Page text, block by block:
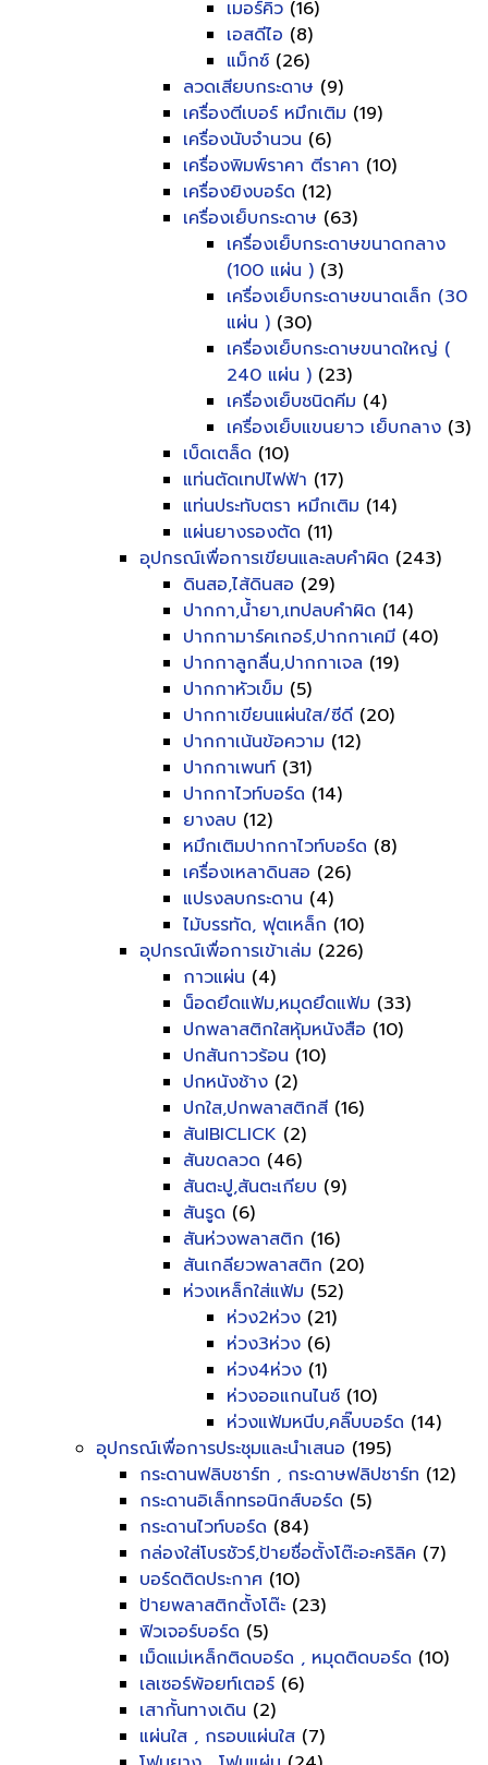
เมอร์คิว (16)
เอสดีไอ (8)
แม็กซ์ (26)
ลวดเสียบกระดาษ (9)
เครื่องตีเบอร์ หมึกเติม (19)
เครื่องนับจำนวน (6)
เครื่องพิมพ์ราคา ตีราคา (10)
เครื่องยิงบอร์ด (12)
เครื่องเย็บกระดาษ (63)
เครื่องเย็บกระดาษขนาดกลาง
(100 แผ่น ) (3)
เครื่องเย็บกระดาษขนาดเล็ก (30
แผ่น ) (30)
เครื่องเย็บกระดาษขนาดใหญ่ (
240 แผ่น ) (23)
เครื่องเย็บชนิดคีม (4)
เครื่องเย็บแขนยาว เย็บกลาง (3)
เบ็ดเตล็ด (10)
แท่นตัดเทปไฟฟ้า (17)
แท่นประทับตรา หมึกเติม (14)
แผ่นยางรองตัด (11)
อุปกรณ์เพื่อการเขียนและลบคำผิด (243)
ดินสอ,ไส้ดินสอ (29)
ปากกา,น้ำยา,เทปลบคำผิด (14)
ปากกามาร์คเกอร์,ปากกาเคมี (40)
ปากกาลูกลื่น,ปากกาเจล (19)
ปากกาหัวเข็ม (5)
ปากกาเขียนแผ่นใส/ซีดี (20)
ปากกาเน้นข้อความ (12)
ปากกาเพนท์ (31)
ปากกาไวท์บอร์ด (14)
ยางลบ (12)
หมึกเติมปากกาไวท์บอร์ด (8)
เครื่องเหลาดินสอ (26)
แปรงลบกระดาน (4)
ไม้บรรทัด, ฟุตเหล็ก (10)
อุปกรณ์เพื่อการเข้าเล่ม (226)
กาวแผ่น (4)
น็อดยึดแฟ้ม,หมุดยึดแฟ้ม (33)
ปกพลาสติกใสหุ้มหนังสือ (10)
ปกสันกาวร้อน (10)
ปกหนังช้าง (2)
ปกใส,ปกพลาสติกสี (16)
สันIBICLICK (2)
สันขดลวด (46)
สันตะปู,สันตะเกียบ (9)
สันรูด (6)
สันห่วงพลาสติก (16)
สันเกลียวพลาสติก (20)
ห่วงเหล็กใส่แฟ้ม (52)
ห่วง2ห่วง (21)
ห่วง3ห่วง (6)
ห่วง4ห่วง (1)
ห่วงออแกนไนซ์ (10)
ห่วงแฟ้มหนีบ,คลิ๊บบอร์ด (14)
อุปกรณ์เพื่อการประชุมและนำเสนอ (195)
กระดานฟลิบชาร์ท , กระดาษฟลิปชาร์ท (12)
กระดานอิเล็กทรอนิกส์บอร์ด (5)
กระดานไวท์บอร์ด (84)
กล่องใส่โบรชัวร์,ป้ายชื่อตั้งโต๊ะอะคริลิค (7)
บอร์ดติดประกาศ (10)
ป้ายพลาสติกตั้งโต๊ะ (23)
ฟิวเจอร์บอร์ด (5)
เม็ดแม่เหล็กติดบอร์ด , หมุดติดบอร์ด (10)
เลเซอร์พ้อยท์เตอร์ (6)
เสากั้นทางเดิน (2)
แผ่นใส , กรอบแผ่นใส (7)